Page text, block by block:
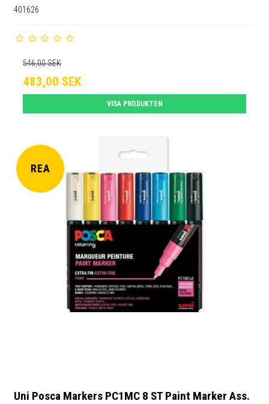
401626
546,00 SEK
483,00 SEK
VISA PRODUKTEN
REA
Uni Posca Markers PC1MC 8 ST Paint Marker Ass.